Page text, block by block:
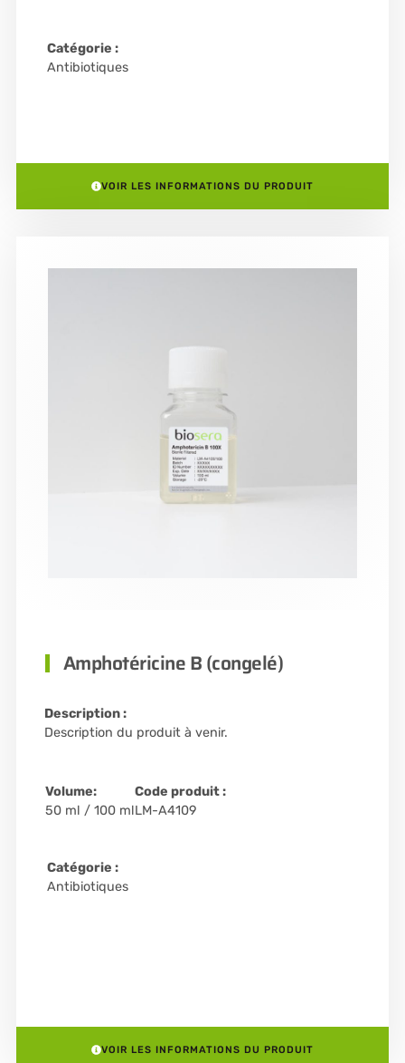
Catégorie :
Antibiotiques
VOIR LES INFORMATIONS DU PRODUIT
Amphotéricine B (congelé)
Description :
Description du produit à venir.
Volume:
50 ml / 100 ml
Code produit :
LM-A4109
Catégorie :
Antibiotiques
VOIR LES INFORMATIONS DU PRODUIT